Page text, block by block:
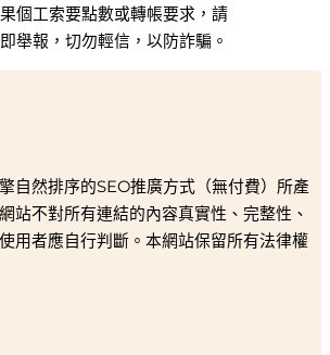
個工索要點數或轉帳要求，請
舉報，切勿輕信，以防詐騙。
自然排序的SEO推廣方式（無付費）所產
站不對所有連結的內容真實性、完整性、
用者應自行判斷。本網站保留所有法律權